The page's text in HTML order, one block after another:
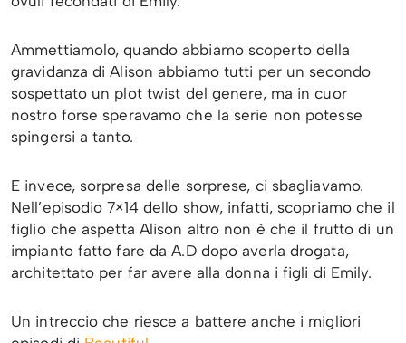
Ammettiamolo, quando abbiamo scoperto della
gravidanza di Alison abbiamo tutti per un secondo
sospettato un plot twist del genere, ma in cuor
nostro forse speravamo che la serie non potesse
spingersi a tanto.
E invece, sorpresa delle sorprese, ci sbagliavamo.
Nell’episodio 7×14 dello show, infatti, scopriamo che il
figlio che aspetta Alison altro non è che il frutto di un
impianto fatto fare da A.D dopo averla drogata,
architettato per far avere alla donna i figli di Emily.
Un intreccio che riesce a battere anche i migliori